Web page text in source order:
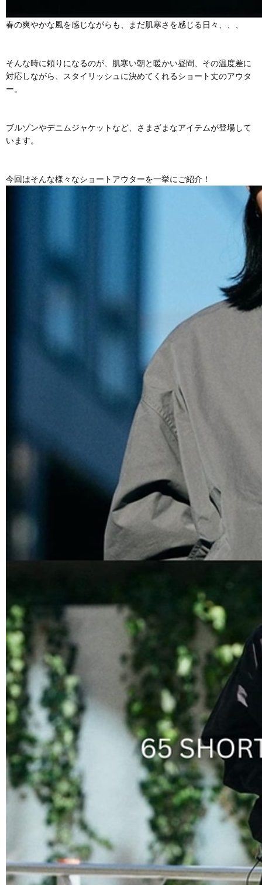
春の爽やかな風を感じながらも、まだ肌寒さを感じる日々、、、
そんな時に頼りになるのが、 肌寒い朝と暖かい昼間、その温度差に
対応しながら、スタイリッシュに決めてくれるショート丈のアウタ
ー。
ブルゾンやデニムジャケットなど、さまざまなアイテムが登場して
います。
今回はそんな様々なショートアウターを一挙にご紹介！